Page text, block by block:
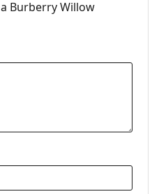
385311 54
Burberry Willow